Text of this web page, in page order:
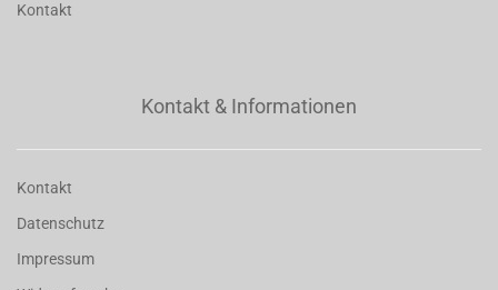
Kontakt
Kontakt & Informationen
Kontakt
Datenschutz
Impressum